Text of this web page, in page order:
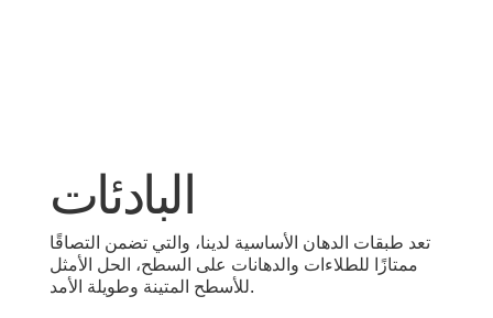
البادئات
تعد طبقات الدهان الأساسية لدينا، والتي تضمن التصاقًا
ممتازًا للطلاءات والدهانات على السطح، الحل الأمثل
للأسطح المتينة وطويلة الأمد.